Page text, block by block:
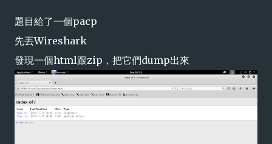
題目給了一個pacp
先丟Wireshark
發現一個html跟zip，把它們dump出來